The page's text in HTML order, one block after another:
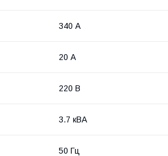
340 А
20 А
220 В
3.7 кВА
50 Гц